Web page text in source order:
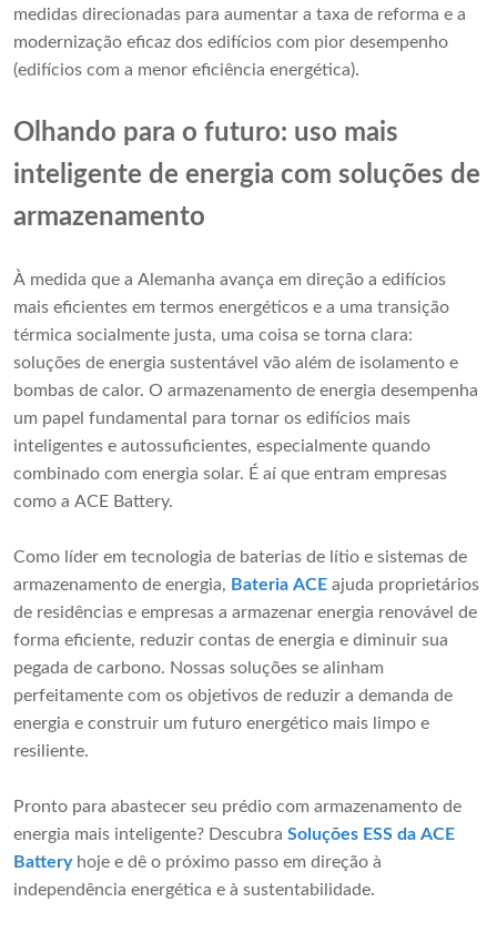
medidas direcionadas para aumentar a taxa de reforma e a
modernização eficaz dos edifícios com pior desempenho
(edifícios com a menor eficiência energética).
Olhando para o futuro: uso mais
inteligente de energia com soluções de
armazenamento
À medida que a Alemanha avança em direção a edifícios
mais eficientes em termos energéticos e a uma transição
térmica socialmente justa, uma coisa se torna clara:
soluções de energia sustentável vão além de isolamento e
bombas de calor. O armazenamento de energia desempenha
um papel fundamental para tornar os edifícios mais
inteligentes e autossuficientes, especialmente quando
combinado com energia solar. É aí que entram empresas
como a ACE Battery.
Como líder em tecnologia de baterias de lítio e sistemas de
armazenamento de energia, Bateria ACE ajuda proprietários
de residências e empresas a armazenar energia renovável de
forma eficiente, reduzir contas de energia e diminuir sua
pegada de carbono. Nossas soluções se alinham
perfeitamente com os objetivos de reduzir a demanda de
energia e construir um futuro energético mais limpo e
resiliente.
Pronto para abastecer seu prédio com armazenamento de
energia mais inteligente? Descubra Soluções ESS da ACE
Batteryhoje e dê o próximo passo em direção à
independência energética e à sustentabilidade.